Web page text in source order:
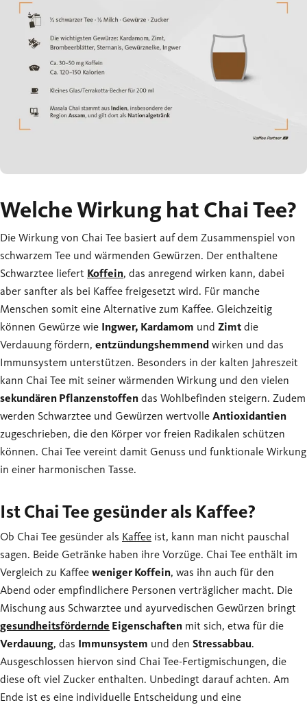
Welche Wirkung hat Chai Tee?
Die Wirkung von Chai Tee basiert auf dem Zusammenspiel von
schwarzem Tee und wärmenden Gewürzen. Der enthaltene
Schwarztee liefert Koffein, das anregend wirken kann, dabei
aber sanfter als bei Kaffee freigesetzt wird. Für manche
Menschen somit eine Alternative zum Kaffee. Gleichzeitig
können Gewürze wie Ingwer, Kardamom und Zimt die
Verdauung fördern, entzündungshemmend wirken und das
Immunsystem unterstützen. Besonders in der kalten Jahreszeit
kann Chai Tee mit seiner wärmenden Wirkung und den vielen
sekundären Pflanzenstoffen das Wohlbefinden steigern. Zudem
werden Schwarztee und Gewürzen wertvolle Antioxidantien
zugeschrieben, die den Körper vor freien Radikalen schützen
können. Chai Tee vereint damit Genuss und funktionale Wirkung
in einer harmonischen Tasse.
Ist Chai Tee gesünder als Kaffee?
Ob Chai Tee gesünder als Kaffee ist, kann man nicht pauschal
sagen. Beide Getränke haben ihre Vorzüge. Chai Tee enthält im
Vergleich zu Kaffee weniger Koffein, was ihn auch für den
Abend oder empfindlichere Personen verträglicher macht. Die
Mischung aus Schwarztee und ayurvedischen Gewürzen bringt
gesundheitsfördernde Eigenschaften mit sich, etwa für die
Verdauung, das Immunsystem und den Stressabbau.
Ausgeschlossen hiervon sind Chai Tee-Fertigmischungen, die
diese oft viel Zucker enthalten. Unbedingt darauf achten. Am
Ende ist es eine individuelle Entscheidung und eine